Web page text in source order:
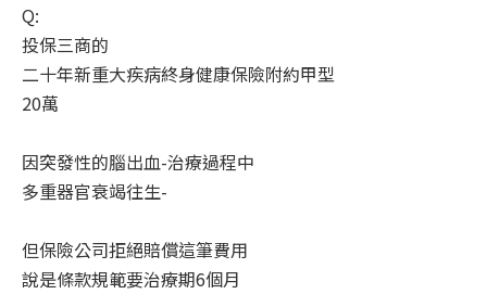
Q:
投保三商的
二十年新重大疾病終身健康保險附約甲型
20萬
因突發性的腦出血-治療過程中
多重器官衰竭往生-
但保險公司拒絕賠償這筆費用
說是條款規範要治療期6個月